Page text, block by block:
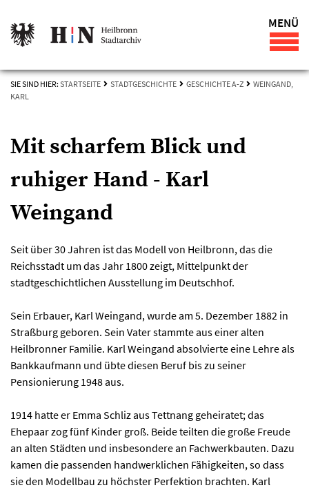
MENÜ
SIE SIND HIER: STARTSEITE STADTGESCHICHTE GESCHICHTE A-Z
WEINGAND,
KARL
Mit scharfem Blick und
ruhiger Hand - Karl
Weingand
Seit über 30 Jahren ist das Modell von Heilbronn, das die
Reichsstadt um das Jahr 1800 zeigt, Mittelpunkt der
stadtgeschichtlichen Ausstellung im Deutschhof.
Sein Erbauer, Karl Weingand, wurde am 5. Dezember 1882 in
Straßburg geboren. Sein Vater stammte aus einer alten
Heilbronner Familie. Karl Weingand absolvierte eine Lehre als
Bankkaufmann und übte diesen Beruf bis zu seiner
Pensionierung 1948 aus.
1914 hatte er Emma Schliz aus Tettnang geheiratet; das
Ehepaar zog fünf Kinder groß. Beide teilten die große Freude
an alten Städten und insbesondere an Fachwerkbauten. Dazu
kamen die passenden handwerklichen Fähigkeiten, so dass
sie den Modellbau zu höchster Perfektion brachten. Karl